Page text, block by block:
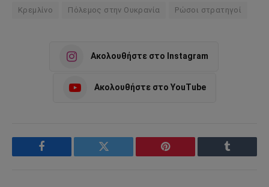
Κρεμλίνο Πόλεμος στην Ουκρανία Ρώσοι στρατηγοί
Ακολουθήστε στο Instagram
Ακολουθήστε στο YouTube
Facebook Twitter Pinterest Tumblr